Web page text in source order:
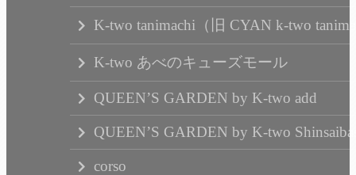
K-two tanimachi（旧 CYAN k-two
K-two あべのキューズモール
QUEEN’S GARDEN by K-two add
QUEEN’S GARDEN by K-two
corso